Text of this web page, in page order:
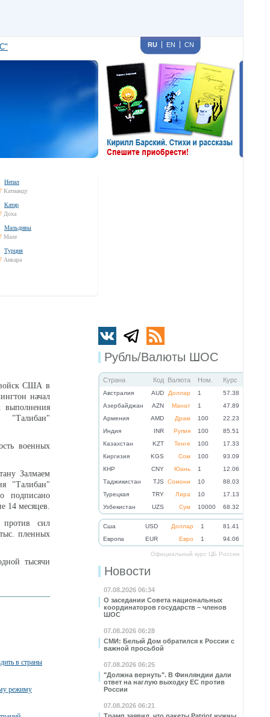
RU EN CN
Непал
Катманду
Катар
Доха
Мальдивы
Мале
Турция
Анкара
Рубль/Валюты ШОС
Страна Код Валюта Ном. Курс
Австралия AUD Доллар 1
57.38
Азербайджан
AZN Манат 1
47.89
Армения
AMD Драм 100
22.23
Индия
INR Рупия 100
85.51
Казахстан
KZT Тенге 100
17.33
Киргизия
KGS Сом 100
93.09
КНР
CNY Юань 1
12.06
Таджикистан
TJS Сомони 10
88.03
Турецкая
TRY Лира 10
17.13
Узбекистан
UZS Сум 10000 68.32
Cша USD Доллар 1
81.41
Eвропа
EUR Евро 1 94.06
Официальный курс ЦБ России
Новости
07.08.2026 06:34
О заседании Совета национальных
координаторов государств – членов
ШОС
07.08.2026 06:28
СМИ: Белый Дом обратился к России с
важной просьбой
07.08.2026 06:25
"Должна вернуть". В Финляндии дали
ответ на наглую выходку ЕС против
России
07.08.2026 06:21
войск США в
начал
выполнения
"Талибан"
военных
Залмаем
"Талибан"
подписано
14 месяцев.
против сил
пленных
тысячи
в страны
режиму